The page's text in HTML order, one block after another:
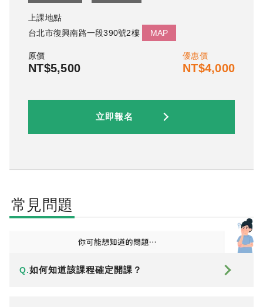
上課地點
台北市復興南路一段390號2樓
MAP
原價
NT$5,500
優惠價
NT$4,000
立即報名
常見問題
Q.如何知道該課程確定開課？